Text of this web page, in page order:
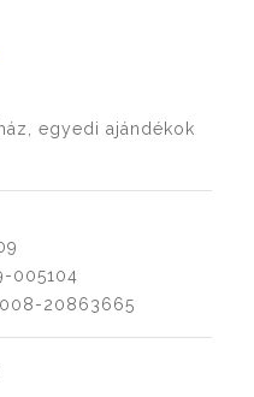
egyedi ajándékok
005104
20863665